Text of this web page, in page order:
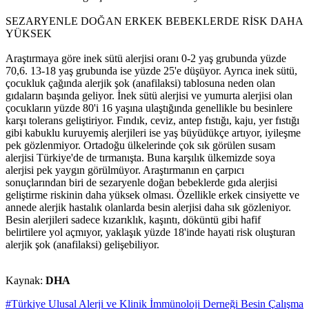
SEZARYENLE DOĞAN ERKEK BEBEKLERDE RİSK DAHA
YÜKSEK
Araştırmaya göre inek sütü alerjisi oranı 0-2 yaş grubunda yüzde
70,6. 13-18 yaş grubunda ise yüzde 25'e düşüyor. Ayrıca inek sütü,
çocukluk çağında alerjik şok (anafilaksi) tablosuna neden olan
gıdaların başında geliyor. İnek sütü alerjisi ve yumurta alerjisi olan
çocukların yüzde 80'i 16 yaşına ulaştığında genellikle bu besinlere
karşı tolerans geliştiriyor. Fındık, ceviz, antep fıstığı, kaju, yer fıstığı
gibi kabuklu kuruyemiş alerjileri ise yaş büyüdükçe artıyor, iyileşme
pek gözlenmiyor. Ortadoğu ülkelerinde çok sık görülen susam
alerjisi Türkiye'de de tırmanışta. Buna karşılık ülkemizde soya
alerjisi pek yaygın görülmüyor. Araştırmanın en çarpıcı
sonuçlarından biri de sezaryenle doğan bebeklerde gıda alerjisi
geliştirme riskinin daha yüksek olması. Özellikle erkek cinsiyette ve
annede alerjik hastalık olanlarda besin alerjisi daha sık gözleniyor.
Besin alerjileri sadece kızarıklık, kaşıntı, döküntü gibi hafif
belirtilere yol açmıyor, yaklaşık yüzde 18'inde hayati risk oluşturan
alerjik şok (anafilaksi) gelişebiliyor.
Kaynak: DHA
#Türkiye Ulusal Alerji ve Klinik İmmünoloji Derneği Besin Çalışma